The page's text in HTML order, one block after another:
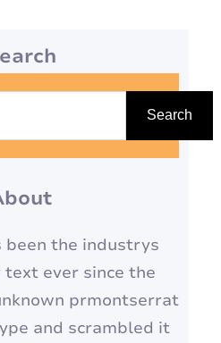
Search
been the industrys
ever since the
prmontserrat
and scrambled it